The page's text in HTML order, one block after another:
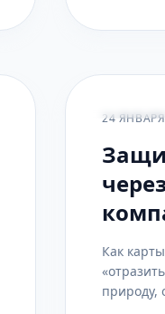
24
Как
природу,